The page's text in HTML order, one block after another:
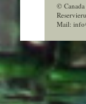
©
Mail: